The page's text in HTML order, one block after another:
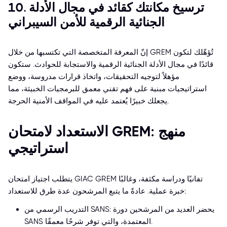
10. ترسيخ مكانتك كقائد في مجال الأدلة
الجنائية الرقمية للأمن السيبراني
إنّ المعرفة المتخصصة التي تكتسبها من خلال GREM تُؤهّلك لتكون
قائدًا في مجال الأدلة الجنائية الرقمية والاستجابة للحوادث. ستكون
مؤهلاً لتوجيه التحقيقات، واتخاذ قرارات مدروسة، ووضع
استراتيجيات مبنية على فهم تقني معمق للبرمجيات الخبيثة، مما
يجعلك خبيرًا يُعتمد عليه في المواقف الأمنية الحرجة.
الاستعداد لامتحان GREM: منهج
استراتيجي
يتطلب اجتياز امتحان GIAC GREM تفانيًا ودراسة مكثفة، وغالبًا
خبرة عملية. عادةً ما يتبع المرشحون عدة طرق للاستعداد:
التدريب الرسمي من SANS: يحضر العديد من المرشحين دورة
SANS المعتمدة، والتي توفر شرحًا معمقًا.